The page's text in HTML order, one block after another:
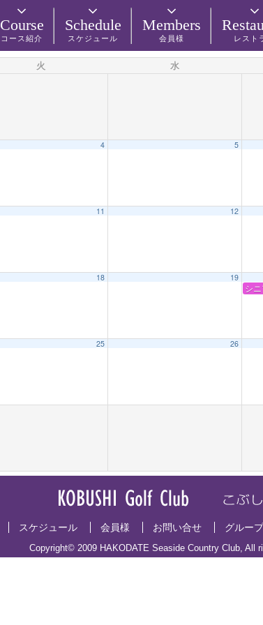
Course
コース紹介
Schedule
スケジュール
Members
会員様 レスト
火 水
4 5
11 12
18 19
シ
25 26
スケジュール 会員様 お問い合せ グルー
Copyright© 2009 HAKODATE Seaside Country Club, All